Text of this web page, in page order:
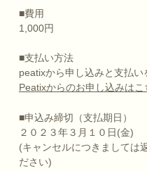
■費用
1,000円
■支払い方法
peatixから申し込みと支払い
Peatixからのお申し込みはこ
■申込み締切（支払期日）
２０２３年３月１０日(金)
(キャンセルにつきましては
ださい)